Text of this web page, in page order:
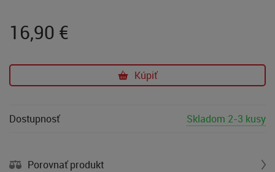
16,90 €
Kúpiť
Dostupnosť Skladom 2-3 kusy
Porovnať produkt